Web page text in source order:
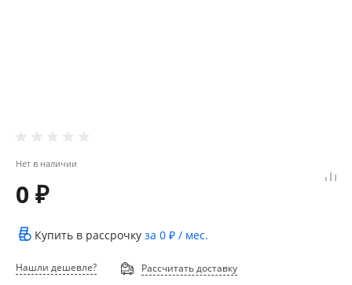
Нет в наличии
0 ₽
Купить в рассрочку за 0 ₽ / мес.
Нашли дешевле? Рассчитать доставку